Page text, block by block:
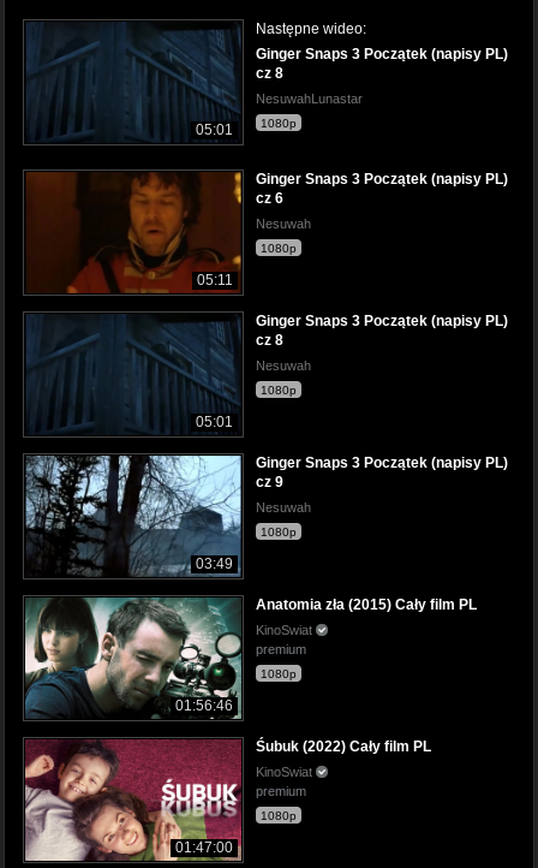
05:01
Następne wideo:
Ginger Snaps 3 Początek (napisy PL)
cz 8
NesuwahLunastar
1080p
05:11
Ginger Snaps 3 Początek (napisy PL)
cz 6
Nesuwah
1080p
05:01
Ginger Snaps 3 Początek (napisy PL)
cz 8
Nesuwah
1080p
03:49
Ginger Snaps 3 Początek (napisy PL)
cz 9
Nesuwah
1080p
01:56:46
Anatomia zła (2015) Cały film PL
KinoSwiat
premium
1080p
01:47:00
Śubuk (2022) Cały film PL
KinoSwiat
premium
1080p